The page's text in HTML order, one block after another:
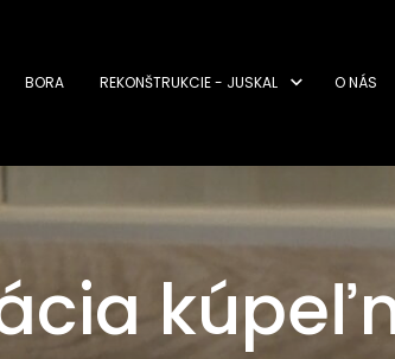
BORA REKONŠTRUKCIE - JUSKAL O NÁS